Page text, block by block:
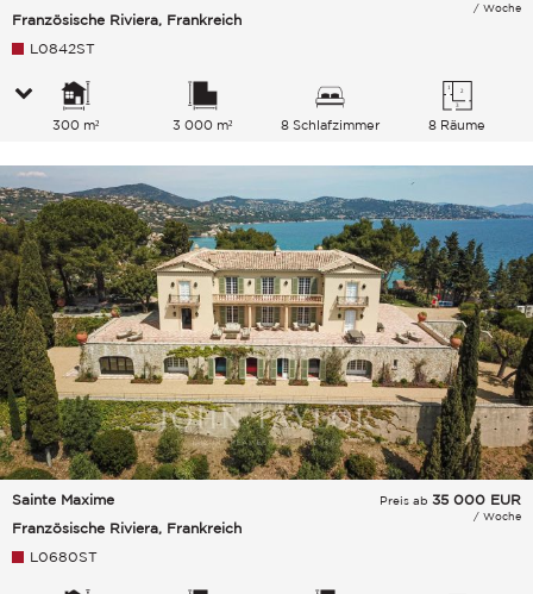
Französische Riviera, Frankreich
/ Woche
L0842ST
300 m² 3 000 m² 8 Schlafzimmer 8 Räume
Sainte Maxime
Französische Riviera, Frankreich
Preis ab 35 000 EUR
/ Woche
L0680ST